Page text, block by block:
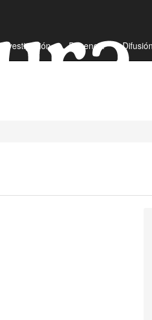
Investigación Docencia Difusión